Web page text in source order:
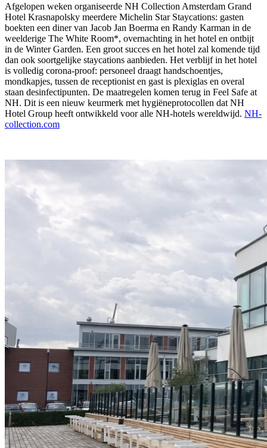
Afgelopen weken organiseerde NH Collection Amsterdam Grand
Hotel Krasnapolsky meerdere Michelin Star Staycations: gasten
boekten een diner van Jacob Jan Boerma en Randy Karman in de
weelderige The White Room*, overnachting in het hotel en ontbijt
in de Winter Garden. Een groot succes en het hotel zal komende tijd
dan ook soortgelijke staycations aanbieden. Het verblijf in het hotel
is volledig corona-proof: personeel draagt handschoentjes,
mondkapjes, tussen de receptionist en gast is plexiglas en overal
staan desinfectipunten. De maatregelen komen terug in Feel Safe at
NH. Dit is een nieuw keurmerk met hygiëneprotocollen dat NH
Hotel Group heeft ontwikkeld voor alle NH-hotels wereldwijd. NH-
collection.com